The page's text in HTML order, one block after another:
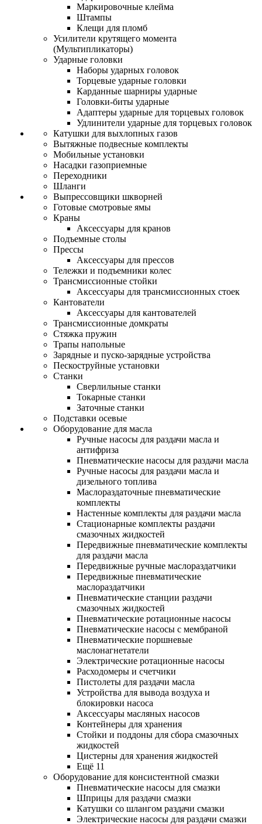
Маркировочные клейма
Штампы
Клещи для пломб
Усилители крутящего момента
(Мультипликаторы)
Ударные головки
Наборы ударных головок
Торцевые ударные головки
Карданные шарниры ударные
Головки-биты ударные
Адаптеры ударные для торцевых головок
Удлинители ударные для торцевых головок
Катушки для выхлопных газов
Вытяжные подвесные комплекты
Мобильные установки
Насадки газоприемные
Переходники
Шланги
Выпрессовщики шкворней
Готовые смотровые ямы
Краны
Аксессуары для кранов
Подъемные столы
Прессы
Аксессуары для прессов
Тележки и подъемники колес
Трансмиссионные стойки
Аксессуары для трансмиссионных стоек
Кантователи
Аксессуары для кантователей
Трансмиссионные домкраты
Стяжка пружин
Трапы напольные
Зарядные и пуско-зарядные устройства
Пескоструйные установки
Станки
Сверлильные станки
Токарные станки
Заточные станки
Подставки осевые
Оборудование для масла
Ручные насосы для раздачи масла и
антифриза
Пневматические насосы для раздачи масла
Ручные насосы для раздачи масла и
дизельного топлива
Маслораздаточные пневматические
комплекты
Настенные комплекты для раздачи масла
Стационарные комплекты раздачи
смазочных жидкостей
Передвижные пневматические комплекты
для раздачи масла
Передвижные ручные маслораздатчики
Передвижные пневматические
маслораздатчики
Пневматические станции раздачи
смазочных жидкостей
Пневматические ротационные насосы
Пневматические насосы с мембраной
Пневматические поршневые
маслонагнетатели
Электрические ротационные насосы
Расходомеры и счетчики
Пистолеты для раздачи масла
Устройства для вывода воздуха и
блокировки насоса
Аксессуары масляных насосов
Контейнеры для хранения
Стойки и поддоны для сбора смазочных
жидкостей
Цистерны для хранения жидкостей
Ещё 11
Оборудование для консистентной смазки
Пневматические насосы для смазки
Шприцы для раздачи смазки
Катушки со шлангом раздачи смазки
Электрические насосы для раздачи смазки